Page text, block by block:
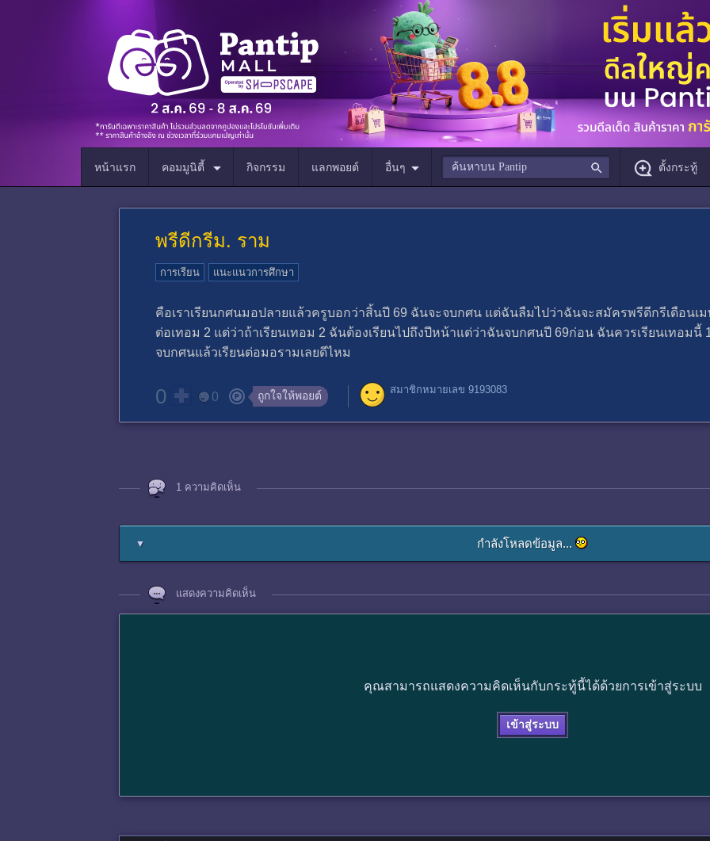
หน้าแรก คอมมูนิตี้ กิจกรรม แลกพอยต์ อื่นๆ ตั้งกระทู้
พรีดีกรีม. ราม
การเรียน แนะแนวการศึกษา
คือเราเรียนกศนมอปลายแล้วครูบอกว่าสิ้นปี 69 ฉันจะจบกศน แต่ฉันลืมไปว่าฉันจะสมัครพรีดีกรีเดือนเ
ต่อเทอม 2 แต่ว่าถ้าเรียนเทอม 2 ฉันต้องเรียนไปถึงปีหน้าแต่ว่าฉันจบกศนปี 69ก่อน ฉันควรเรียนเทอมนี้
จบกศนแล้วเรียนต่อมอรามเลยดีไหม
0 0 ถูกใจให้พอยต์ สมาชิกหมายเลข 9193083
1 ความคิดเห็น
▼ กำลังโหลดข้อมูล...
แสดงความคิดเห็น
คุณสามารถแสดงความคิดเห็นกับกระทู้นี้ได้ด้วยการเข้าสู่ระบบ
เข้าสู่ระบบ